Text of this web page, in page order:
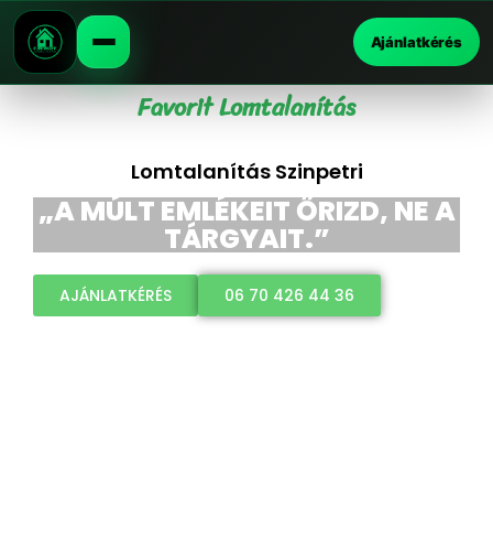
Ajánlatkérés
Favorit Lomtalanítás
Lomtalanítás Szinpetri
„A MÚLT EMLÉKEIT ŐRIZD, NE A
TÁRGYAIT.”
AJÁNLATKÉRÉS 06 70 426 44 36